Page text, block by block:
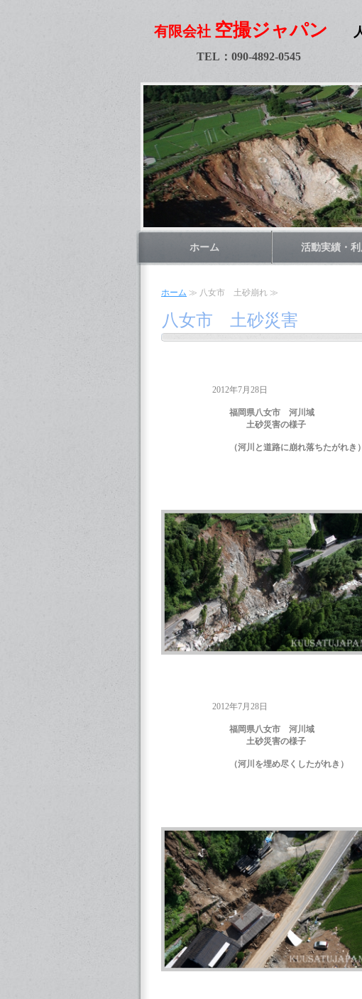
有限会社 空撮ジャパン 人
TEL：090-4892-0545
ホーム 活動実績・利
ホーム ≫ 八女市 土砂崩れ ≫
八女市 土砂災害
2012年7月28日
福岡県八女市 河川域
土砂災害の様子
（河川と道路に崩れ落ちたがれき）
2012年7月28日
福岡県八女市 河川域
土砂災害の様子
（河川を埋め尽くしたがれき）